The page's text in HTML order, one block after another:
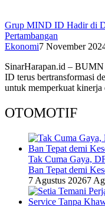
Grup MIND ID Hadir di D
Pertambangan
Ekonomi7 November
SinarHarapan.id –
ID terus bertransformasi
untuk memperkuat
OTOMOTIF
Tak Cuma Gaya,
Ban Tepat demi
7 Agustus 20267